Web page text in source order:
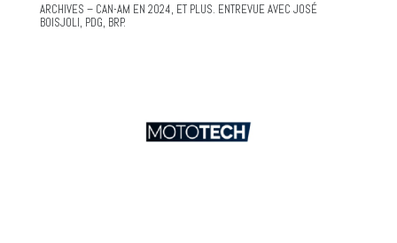
ARCHIVES – CAN-AM EN 2024, ET PLUS. ENTREVUE AVEC JOSÉ
BOISJOLI, PDG, BRP.